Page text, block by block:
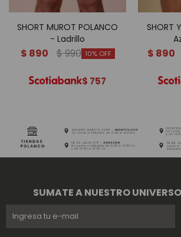
SHORT MUROT POLANCO
- Ladrillo
$ 890 $990 10
$ 757
SHORT
$ 890
SUMATE A NUESTRO